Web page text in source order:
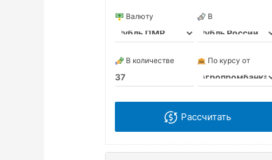
Валюту В
В количестве По курсу от
Рассчитать